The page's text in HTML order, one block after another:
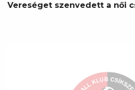
Vereséget szenvedett a női